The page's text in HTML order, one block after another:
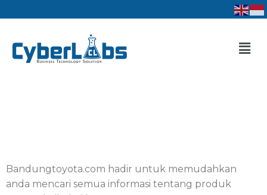
ke
Bandungtoyota.com hadir untuk memudahkan
anda mencari semua informasi tentang produk